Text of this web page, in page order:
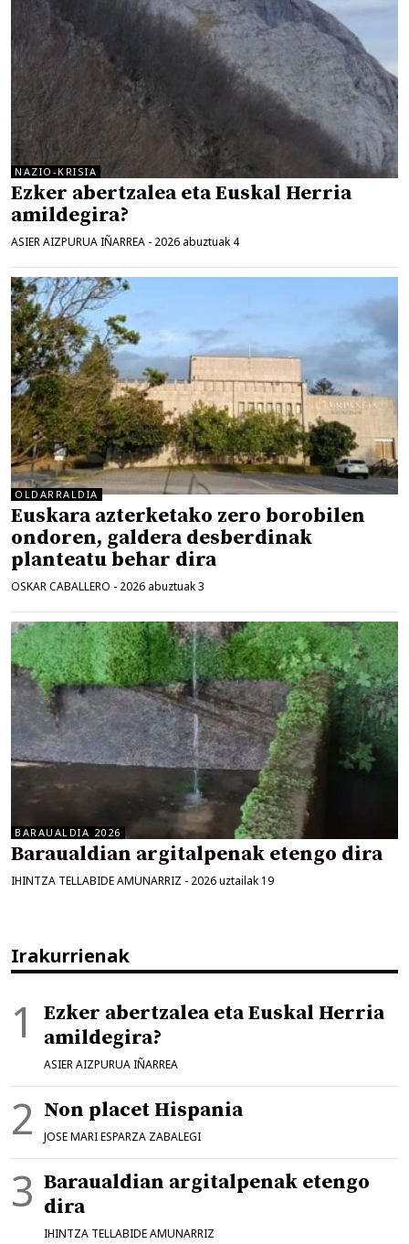
NAZIO-KRISIA
Ezker abertzalea eta Euskal Herria
amildegira?
ASIER AIZPURUA IÑARREA - 2026 abuztuak 4
OLDARRALDIA
Euskara azterketako zero borobilen
ondoren, galdera desberdinak
planteatu behar dira
OSKAR CABALLERO - 2026 abuztuak 3
BARAUALDIA 2026
Baraualdian argitalpenak etengo dira
IHINTZA TELLABIDE AMUNARRIZ - 2026 uztailak 19
Irakurrienak
Ezker abertzalea eta Euskal Herria
amildegira?
ASIER AIZPURUA IÑARREA
Non placet Hispania
JOSE MARI ESPARZA ZABALEGI
Baraualdian argitalpenak etengo
dira
IHINTZA TELLABIDE AMUNARRIZ